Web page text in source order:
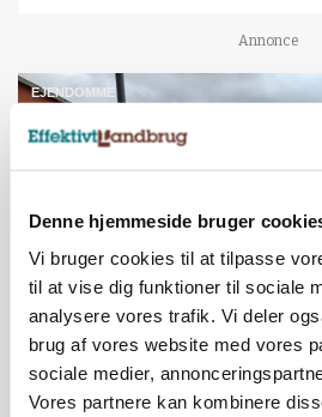
Denne hjemmeside bruger
Vi bruger cookies til at tilpasse
til at vise dig funktioner til sociale
analysere vores trafik. Vi deler
brug af vores website med vores
sociale medier,
Vores partnere kan kombinere
Annonce
EJENDOMME
millionhandel i Jelling
Jobs
i samarbejde